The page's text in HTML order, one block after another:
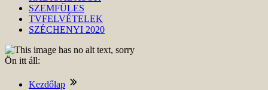
SZEMFÜLES
TVFELVÉTELEK
SZÉCHENYI 2020
Ön itt áll:
Kezdőlap